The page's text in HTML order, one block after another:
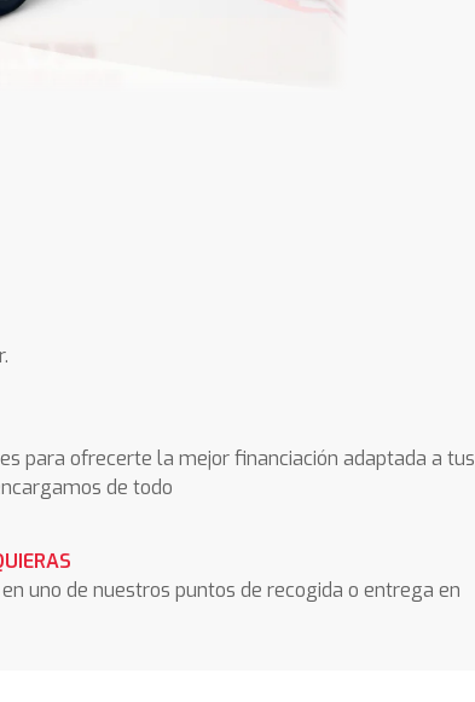
para ofrecerte la mejor financiación adaptada a tus
de todo
uno de nuestros puntos de recogida o entrega en